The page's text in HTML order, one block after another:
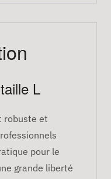
L
robuste et
pour le
grande liberté